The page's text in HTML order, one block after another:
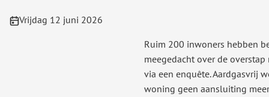
Publicatiedatum:
Vrijdag 12 juni 2026
Ruim 200 inwoners hebben
meegedacht over de
via een enquête. Aardgasvrij
woning geen aansluiting